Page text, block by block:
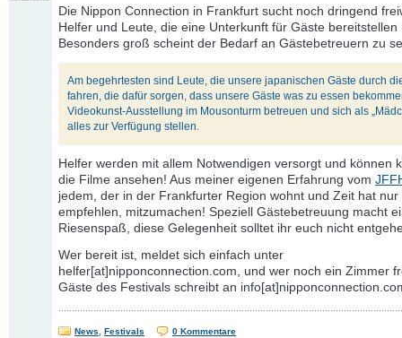
Die Nippon Connection in Frankfurt sucht noch dringend
Helfer und Leute, die eine Unterkunft für Gäste bereitstellen
Besonders groß scheint der Bedarf an Gästebetreuern zu
Am begehrtesten sind Leute, die unsere japanischen Gäste durch
fahren, die dafür sorgen, dass unsere Gäste was zu essen
Videokunst-Ausstellung im Mousonturm betreuen und sich als
alles zur Verfügung stellen.
Helfer werden mit allem Notwendigen versorgt und können
die Filme ansehen! Aus meiner eigenen Erfahrung vom
jedem, der in der Frankfurter Region wohnt und Zeit hat nur
empfehlen, mitzumachen! Speziell Gästebetreuung macht
Riesenspaß, diese Gelegenheit solltet ihr euch nicht
Wer bereit ist, meldet sich einfach unter
helfer[at]nipponconnection.com, und wer noch ein Zimmer
Gäste des Festivals schreibt an
News Festivals 0 Kommentare